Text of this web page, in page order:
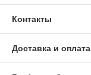
Контакты
Доставка и оплата